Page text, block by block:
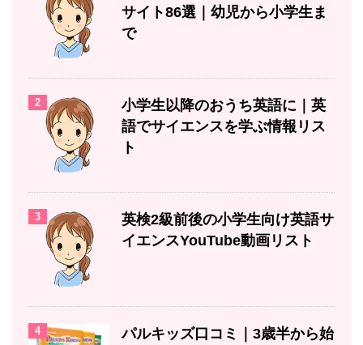
サイト86選｜幼児から小学生ま
で
2
小学生以降のおうち英語に｜英
語でサイエンスを学ぶ情報リス
ト
3
英検2級前後の小学生向け英語サ
イエンスYouTube動画リスト
4
パルキッズ口コミ｜3歳半から始